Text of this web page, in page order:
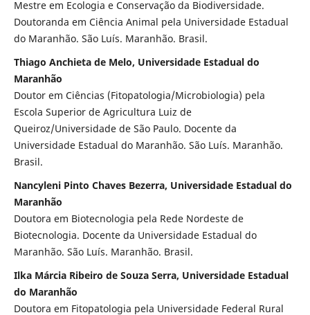
Mestre em Ecologia e Conservação da Biodiversidade.
Doutoranda em Ciência Animal pela Universidade Estadual
do Maranhão. São Luís. Maranhão. Brasil.
Thiago Anchieta de Melo, Universidade Estadual do
Maranhão
Doutor em Ciências (Fitopatologia/Microbiologia) pela
Escola Superior de Agricultura Luiz de
Queiroz/Universidade de São Paulo. Docente da
Universidade Estadual do Maranhão. São Luís. Maranhão.
Brasil.
Nancyleni Pinto Chaves Bezerra, Universidade Estadual do
Maranhão
Doutora em Biotecnologia pela Rede Nordeste de
Biotecnologia. Docente da Universidade Estadual do
Maranhão. São Luís. Maranhão. Brasil.
Ilka Márcia Ribeiro de Souza Serra, Universidade Estadual
do Maranhão
Doutora em Fitopatologia pela Universidade Federal Rural